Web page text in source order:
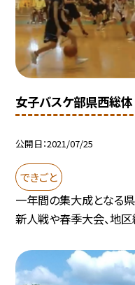
女子バスケ部県西総体
公開日 2021/07/25
できごと
一年間の集大成となる
新人戦や春季大会、地